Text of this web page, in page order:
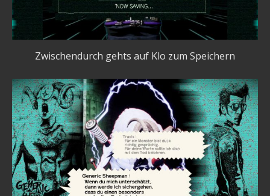
Zwischendurch gehts auf Klo zum Speichern